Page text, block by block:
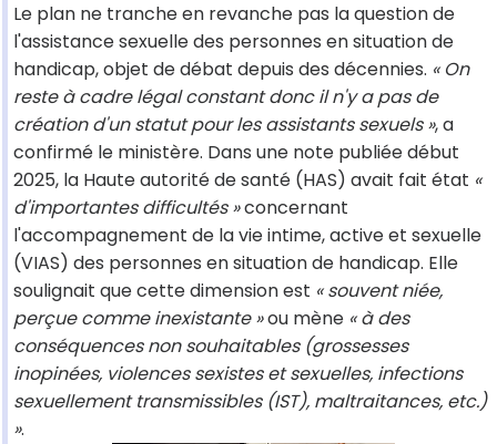
Le plan ne tranche en revanche pas la question de
l'assistance sexuelle des personnes en situation de
handicap, objet de débat depuis des décennies. « On
reste à cadre légal constant donc il n'y a pas de
création d'un statut pour les assistants sexuels », a
confirmé le ministère. Dans une note publiée début
2025, la Haute autorité de santé (HAS) avait fait état «
d'importantes difficultés »concernant
l'accompagnement de la vie intime, active et sexuelle
(VIAS) des personnes en situation de handicap. Elle
soulignait que cette dimension est « souvent niée,
perçue comme inexistante »ou mène « à des
conséquences non souhaitables (grossesses
inopinées, violences sexistes et sexuelles, infections
sexuellement transmissibles (IST), maltraitances, etc.)
».